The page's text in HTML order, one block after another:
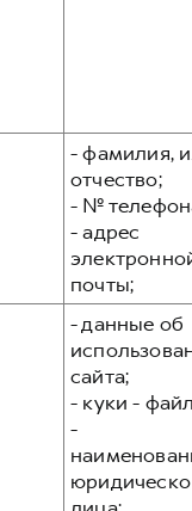
- фамилия,
отчество;
- №
- адрес
почты;
- данные об
сайта;
- куки -
-